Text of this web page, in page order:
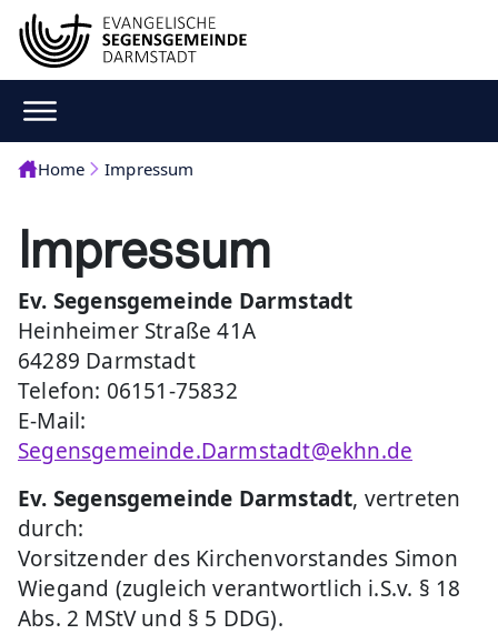
Home Impressum
Impressum
Ev. Segensgemeinde Darmstadt
Heinheimer Straße 41A
64289 Darmstadt
Telefon: 06151-75832
E-Mail:
Segensgemeinde.Darmstadt@ekhn.de
Ev. Segensgemeinde Darmstadt, vertreten
durch:
Vorsitzender des Kirchenvorstandes Simon
Wiegand (zugleich verantwortlich i.S.v. § 18
Abs. 2 MStV und § 5 DDG).